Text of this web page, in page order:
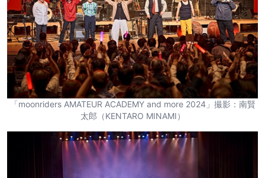
「moonriders AMATEUR ACADEMY and more 2024」撮影：南賢
太郎（KENTARO MINAMI）